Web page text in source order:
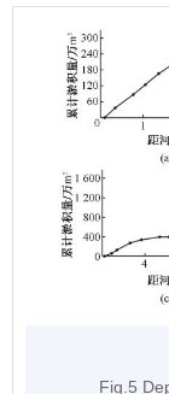
Fig.5